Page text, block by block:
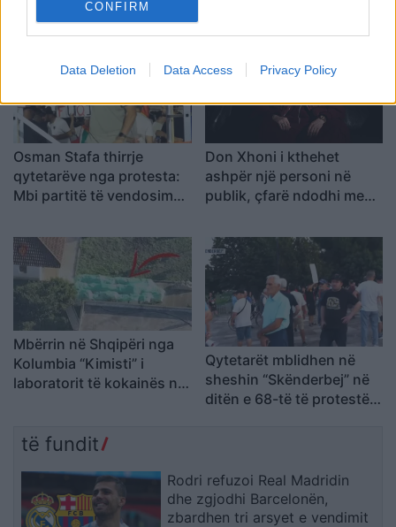
CONFIRM
Data Deletion Data Access Privacy Policy
shtatorit i hap rrugë
monopolit, SPAK të
kurim jashtë vendit
Osman Stafa thirrje
qytetarëve nga protesta:
Mbi partitë të vendosim
koha e brezit të ri
Don Xhoni i kthehet
ashpër një personi në
publik, çfarë ndodhi me
Mbërrin në Shqipëri nga
Kolumbia “Kimisti” i
laboratorit të kokainës në
Qytetarët mblidhen në
sheshin “Skënderbej” në
ditën e 68-të të protestës
të fundit
Rodri refuzoi Real Madridin
dhe zgjodhi Barcelonën,
zbardhen tri arsyet e vendimit